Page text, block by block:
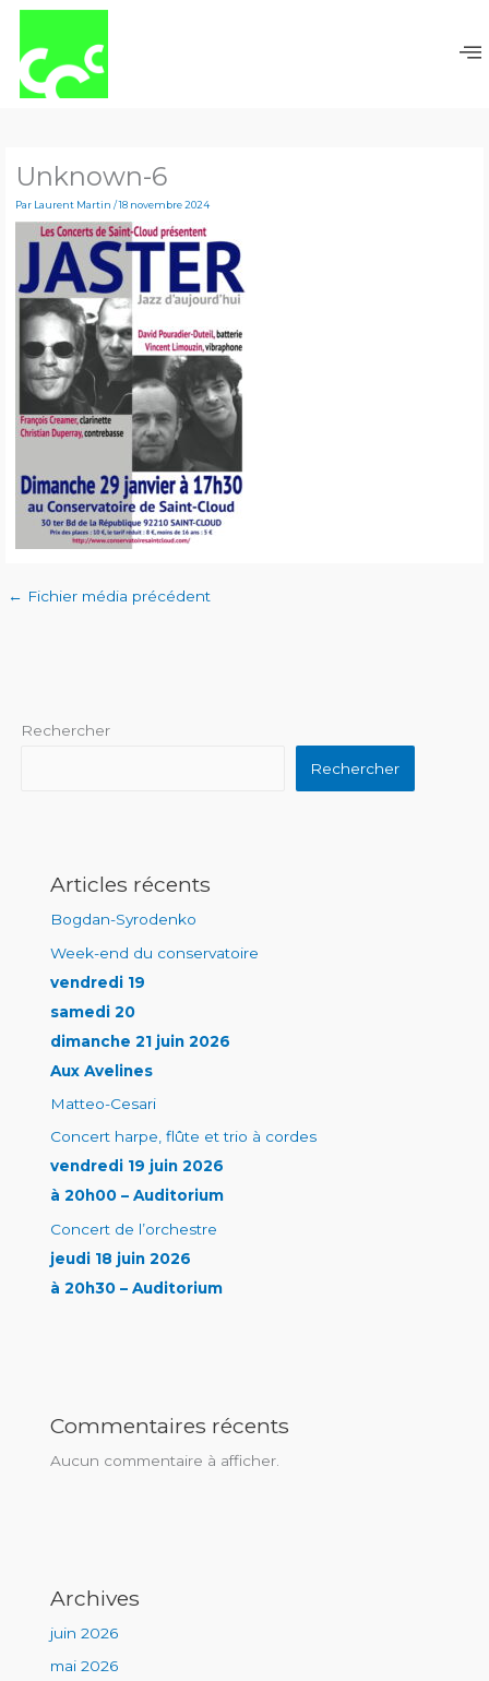
Unknown-6
Par Laurent Martin /18 novembre 2024
← Fichier média précédent
Rechercher
Rechercher
Articles récents
Bogdan-Syrodenko
Week-end du conservatoire
vendredi 19
samedi 20
dimanche 21 juin 2026
Aux Avelines
Matteo-Cesari
Concert harpe, flûte et trio à cordes
vendredi 19 juin 2026
à 20h00 – Auditorium
Concert de l’orchestre
jeudi 18 juin 2026
à 20h30 – Auditorium
Commentaires récents
Aucun commentaire à afficher.
Archives
juin 2026
mai 2026